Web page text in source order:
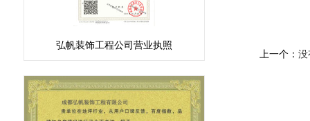
弘帆装饰工程公司营业执照
上一个： 没